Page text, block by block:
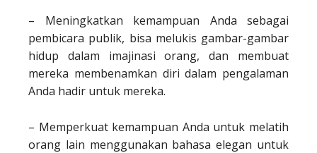
– Meningkatkan kemampuan Anda sebagai
pembicara publik, bisa melukis gambar-gambar
hidup dalam imajinasi orang, dan membuat
mereka membenamkan diri dalam pengalaman
Anda hadir untuk mereka.
– Memperkuat kemampuan Anda untuk melatih
orang lain menggunakan bahasa elegan untuk